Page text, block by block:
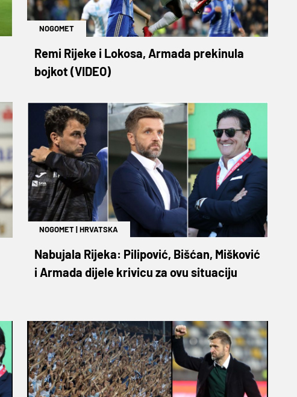
NOGOMET
Remi Rijeke i Lokosa, Armada prekinula
bojkot (VIDEO)
NOGOMET|HRVATSKA
Nabujala Rijeka: Pilipović, Bišćan, Mišković
i Armada dijele krivicu za ovu situaciju